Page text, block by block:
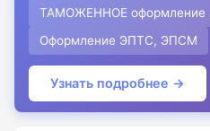
ТАМОЖЕННОЕ оформление
Оформление ЭПТС, ЭПСМ
Узнать подробнее →